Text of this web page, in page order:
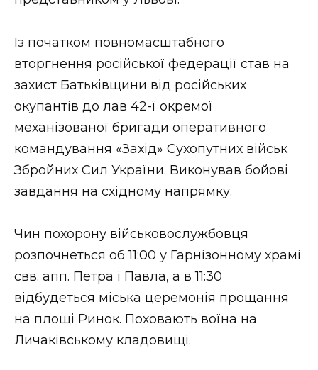
ВІДЕО
Із початком повномасштабного
вторгнення російської федерації став на
захист Батьківщини від російських
окупантів до лав 42-ї окремої
механізованої бригади оперативного
командування «Захід» Сухопутних військ
Збройних Сил України. Виконував бойові
завдання на східному напрямку.
Чин похорону військовослужбовця
розпочнеться об 11:00 у Гарнізонному храмі
свв. апп. Петра і Павла, а в 11:30
відбудеться міська церемонія прощання
на площі Ринок. Поховають воїна на
Личаківському кладовищі.